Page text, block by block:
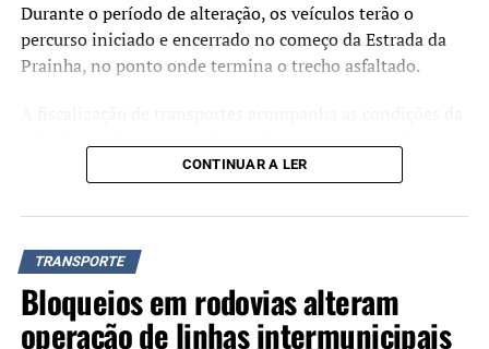
Durante o período de alteração, os veículos terão o
percurso iniciado e encerrado no começo da Estrada da
Prainha, no ponto onde termina o trecho asfaltado.
a circulação dos ônibus, o itinerário será restabelecido
CONTINUAR A LER
TRANSPORTE
Bloqueios em rodovias alteram
operação de linhas intermunicipais